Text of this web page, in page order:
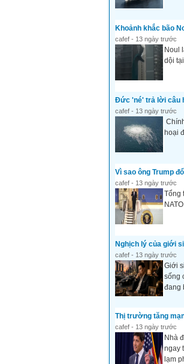
Khoảnh khắc bão
cafef - 13 ngày trước
Noul
dội
Đức 'né' trả lời câu
cafef - 13 ngày trước
hoại
Vì sao ông Trump
cafef - 13 ngày trước
Tổng
Nghịch lý của giới
cafef - 13 ngày trước
Giới
sống
đang
Thị trường tăng
cafef - 13 ngày trước
Nhà
ngay
lạm